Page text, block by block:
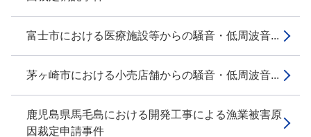
富士市における医療施設等からの騒音・低周波音...
茅ヶ崎市における小売店舗からの騒音・低周波音...
鹿児島県馬毛島における開発工事による漁業被害原
因裁定申請事件